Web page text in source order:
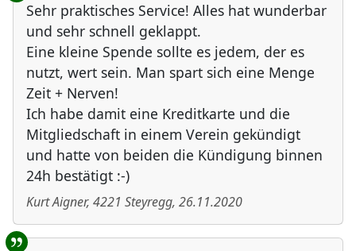
Sehr praktisches Service! Alles hat wunderbar
und sehr schnell geklappt.
Eine kleine Spende sollte es jedem, der es
nutzt, wert sein. Man spart sich eine Menge
Zeit + Nerven!
Ich habe damit eine Kreditkarte und die
Mitgliedschaft in einem Verein gekündigt
und hatte von beiden die Kündigung binnen
24h bestätigt :-)
Kurt Aigner, 4221 Steyregg, 26.11.2020